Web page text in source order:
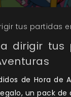
tus partidas
dirigir
de Hora de
un pack de